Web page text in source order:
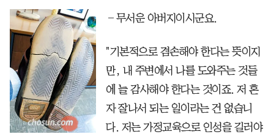
―무서운 아버지이시군요.
"기본적으로 겸손해야 한다는 뜻이지
만, 내 주변에서 나를 도와주는 것들
에 늘 감사해야 한다는 것이죠. 저 혼
자 잘나서 되는 일이라는 건 없습니
다. 저는 가정교육으로 인성을 길러야